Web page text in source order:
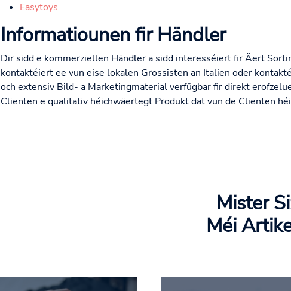
Easytoys
Informatiounen fir Händler
Dir sidd e kommerziellen Händler a sidd interesséiert fir Äert
kontaktéiert ee vun eise lokalen Grossisten an Italien oder
och extensiv Bild- a Marketingmaterial verfügbar fir direkt
Clienten e qualitativ héichwäertegt Produkt dat vun de Clienten
Mister
Méi